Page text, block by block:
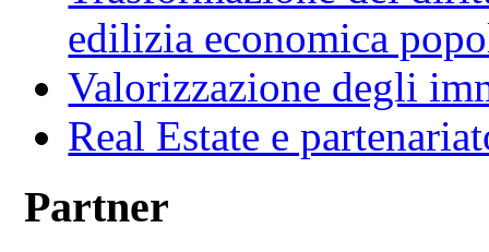
edilizia economica
Valorizzazione degli
Real Estate e
Partner